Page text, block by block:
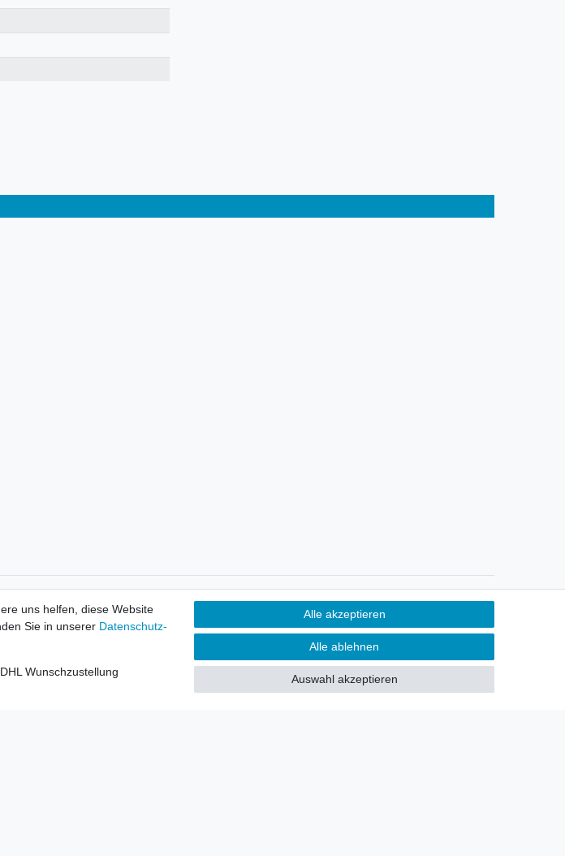
Wir versenden mit
Sie möchten über neu eingetroffene
Lagerware oder Neuheiten
allgemein informiert werden?
uns helfen, diese Website
Sie in unserer Daten­schutz­
DHL Wunschzustellung
Alle akzeptieren
Alle ablehnen
Auswahl akzeptieren